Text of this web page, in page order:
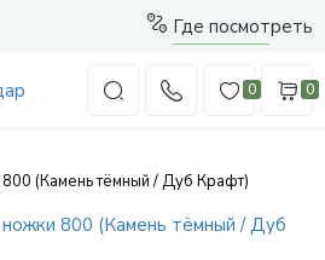
Где посмотреть
0 0
(Камень тёмный / Дуб Крафт)